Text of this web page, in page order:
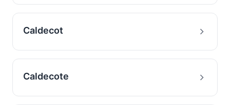
Caldecot
Caldecote